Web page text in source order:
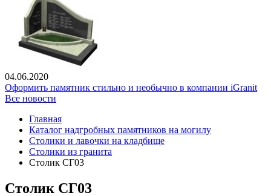
04.06.2020
Оформить памятник стильно и необычно в компании iGranit
Все новости
Главная
Каталог надгробных памятников на могилу
Столики и лавочки на кладбище
Столики из гранита
Столик СГ03
Столик СГ03